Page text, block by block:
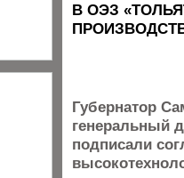
В ОЭЗ
Губернатор
генеральный
подписали